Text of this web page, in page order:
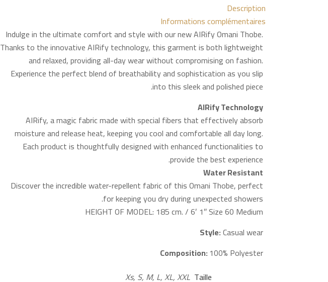
Description
Informations complémentaires
Indulge in the ultimate comfort and style with our new AIRify Omani Thobe.
Thanks to the innovative AIRify technology, this garment is both lightweight
and relaxed, providing all-day wear without compromising on fashion.
Experience the perfect blend of breathability and sophistication as you slip
into this sleek and polished piece.
AIRify Technology
AIRify, a magic fabric made with special fibers that effectively absorb
moisture and release heat, keeping you cool and comfortable all day long.
Each product is thoughtfully designed with enhanced functionalities to
provide the best experience.
Water Resistant
Discover the incredible water-repellent fabric of this Omani Thobe, perfect
for keeping you dry during unexpected showers.
HEIGHT OF MODEL: 185 cm. / 6′ 1″ Size 60 Medium
Style:Casual wear
Composition:100% Polyester
Taille
Xs, S, M, L, XL, XXL